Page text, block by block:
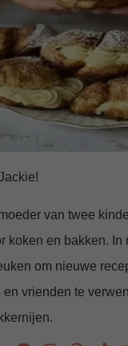
van twee
koken en bakken. In
om nieuwe
vrienden te